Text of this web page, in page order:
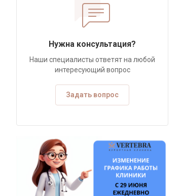
Нужна консультация?
Наши специалисты ответят на любой
интересующий вопрос
Задать вопрос